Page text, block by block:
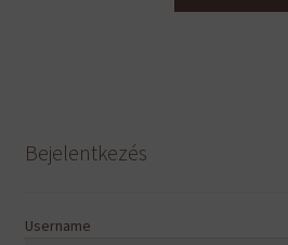
Bejelentkezés
Username